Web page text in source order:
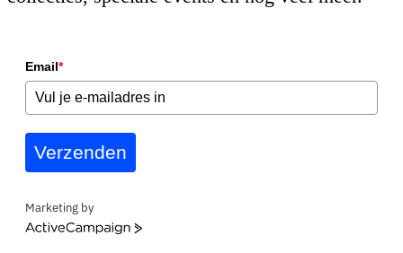
Email*
Verzenden
Marketing by
ActiveCampaign